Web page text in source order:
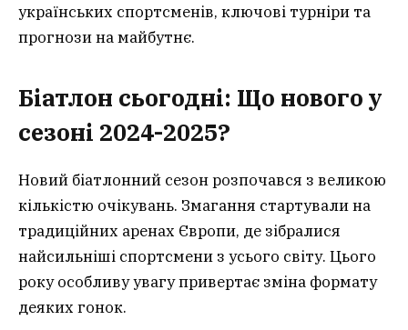
українських спортсменів, ключові турніри та
прогнози на майбутнє.
Біатлон сьогодні: Що нового у
сезоні 2024-2025?
Новий біатлонний сезон розпочався з великою
кількістю очікувань. Змагання стартували на
традиційних аренах Європи, де зібралися
найсильніші спортсмени з усього світу. Цього
року особливу увагу привертає зміна формату
деяких гонок.